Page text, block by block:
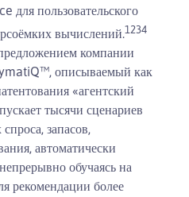
для пользовательского
вычислений.1234
компании
описываемый как
«агентский
тысячи сценариев
запасов,
автоматически
обучаясь на
рекомендации более